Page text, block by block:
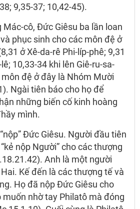
9,35-37; 10,42-45).
cô, Đức Giêsu ba lần loan
phục sinh cho các môn đệ ở
ở Xê-da-rê Phi-líp-phê; 9,31
10,33-34 khi lên Giê-ru-sa-
đệ ở đây là Nhóm Mười
Ngài tiên báo cho họ để
những biến cố kinh hoàng
mình.
Đức Giêsu. Người đầu tiên
nộp Người” cho các thượng
Anh là một người
Kế đến là các thượng tế và
Họ đã nộp Đức Giêsu cho
muốn nhờ tay Philatô mà đóng